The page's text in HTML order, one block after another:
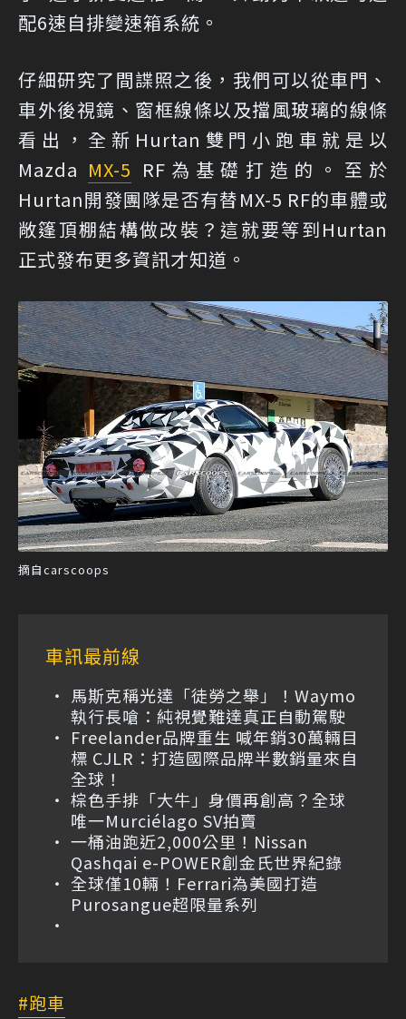
配6速自排變速箱系統。
仔細研究了間諜照之後，我們可以從車門、
車外後視鏡、窗框線條以及擋風玻璃的線條
看出，全新Hurtan雙門小跑車就是以
Mazda MX-5 RF為基礎打造的。至於
Hurtan開發團隊是否有替MX-5 RF的車體或
敞篷頂棚結構做改裝？這就要等到Hurtan
正式發布更多資訊才知道。
摘自carscoops
車訊最前線
馬斯克稱光達「徒勞之舉」！Waymo
執行長嗆：純視覺難達真正自動駕駛
Freelander品牌重生 喊年銷30萬輛目
標 CJLR：打造國際品牌半數銷量來自
全球！
棕色手排「大牛」身價再創高？全球
唯一Murciélago SV拍賣
一桶油跑近2,000公里！Nissan
Qashqai e-POWER創金氏世界紀錄
全球僅10輛！Ferrari為美國打造
Purosangue超限量系列
跑車